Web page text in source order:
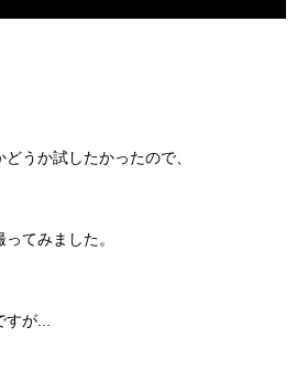
うか試したかったので、
てみました。
すが...